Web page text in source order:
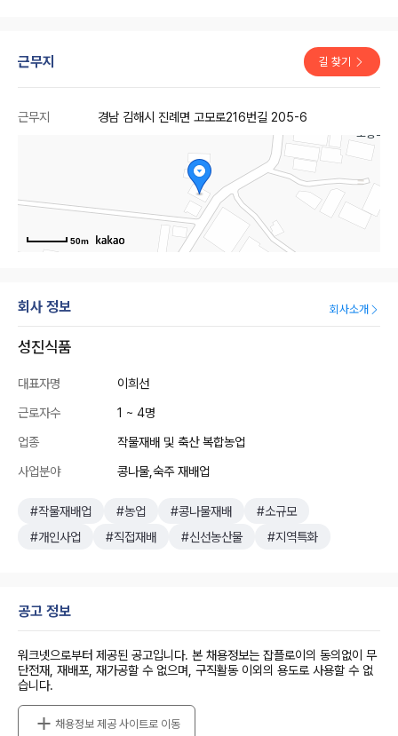
근무지 길 찾기
근무지 경남 김해시 진례면 고모로216번길 205-6
50m
회사 정보 회사소개
성진식품
대표자명
이희선
근로자수
1 ~ 4명
업종
작물재배 및 축산 복합농업
사업분야
콩나물,숙주 재배업
#작물재배업 #농업 #콩나물재배
#소규모
#개인사업
#직접재배 #신선농산물 #지역특화
공고 정보
워크넷으로부터 제공된 공고입니다. 본 채용정보는 잡플로이의 동의없이 무
단전재, 재배포, 재가공할 수 없으며, 구직활동 이외의 용도로 사용할 수 없
습니다.
채용정보 제공 사이트로 이동